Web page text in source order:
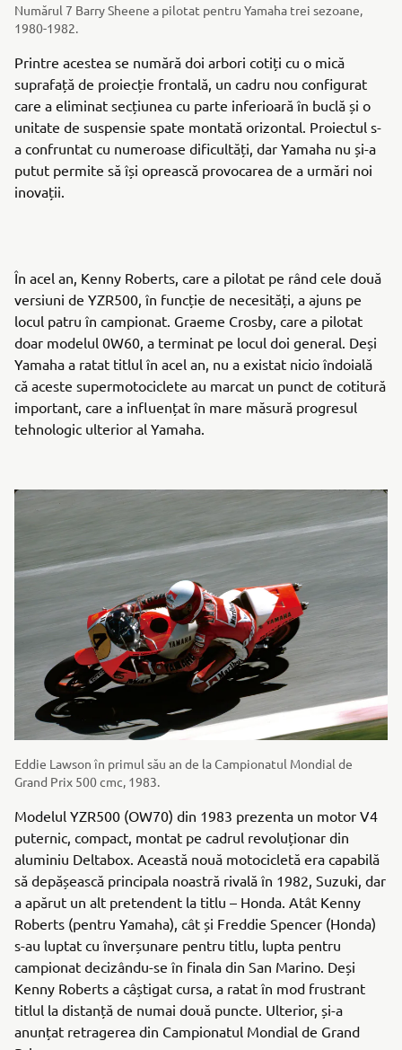
Numărul 7 Barry Sheene a pilotat pentru Yamaha trei sezoane,
1980-1982.
Printre acestea se numără doi arbori cotiți cu o mică
suprafață de proiecție frontală, un cadru nou configurat
care a eliminat secțiunea cu parte inferioară în buclă și o
unitate de suspensie spate montată orizontal. Proiectul s-
a confruntat cu numeroase dificultăți, dar Yamaha nu și-a
putut permite să își oprească provocarea de a urmări noi
inovații.
În acel an, Kenny Roberts, care a pilotat pe rând cele două
versiuni de YZR500, în funcție de necesități, a ajuns pe
locul patru în campionat. Graeme Crosby, care a pilotat
doar modelul 0W60, a terminat pe locul doi general. Deși
Yamaha a ratat titlul în acel an, nu a existat nicio îndoială
că aceste supermotociclete au marcat un punct de cotitură
important, care a influențat în mare măsură progresul
tehnologic ulterior al Yamaha.
Eddie Lawson în primul său an de la Campionatul Mondial de
Grand Prix 500 cmc, 1983.
Modelul YZR500 (OW70) din 1983 prezenta un motor V4
puternic, compact, montat pe cadrul revoluționar din
aluminiu Deltabox. Această nouă motocicletă era capabilă
să depășească principala noastră rivală în 1982, Suzuki, dar
a apărut un alt pretendent la titlu – Honda. Atât Kenny
Roberts (pentru Yamaha), cât și Freddie Spencer (Honda)
s-au luptat cu înverșunare pentru titlu, lupta pentru
campionat decizându-se în finala din San Marino. Deși
Kenny Roberts a câștigat cursa, a ratat în mod frustrant
titlul la distanță de numai două puncte. Ulterior, și-a
anunțat retragerea din Campionatul Mondial de Grand